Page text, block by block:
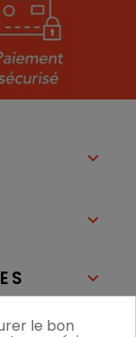



le bon